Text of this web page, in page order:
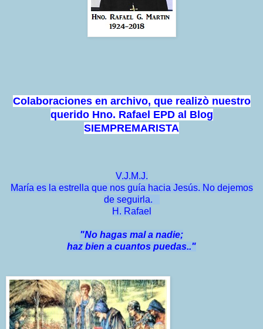
Colaboraciones en archivo, que realizò nuestro
querido Hno. Rafael EPD al Blog
SIEMPREMARISTA
V.J.M.J.
María es la estrella que nos guía hacia Jesús. No dejemos
de seguirla.
H. Rafael
"No hagas mal a nadie;
haz bien a cuantos puedas.."